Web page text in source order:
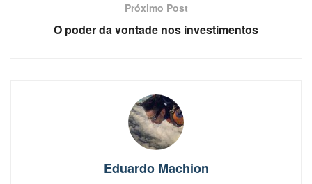
Próximo Post
O poder da vontade nos investimentos
Eduardo Machion